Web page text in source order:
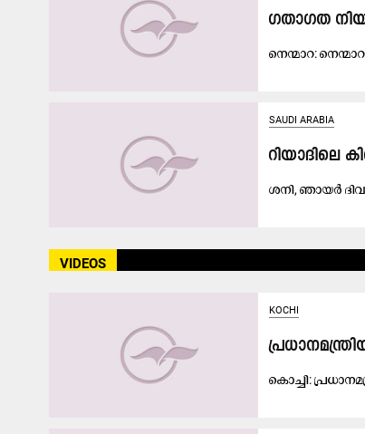
ഗ​താ​ഗ​ത
നെ​ന്മാ​റ:
SAUDI ARABIA
റി​യാ​ദി​ലെ
ശ​നി, ഞാ​യ​ർ
VIDEOS
KOCHI
കൊ​ച്ചി: